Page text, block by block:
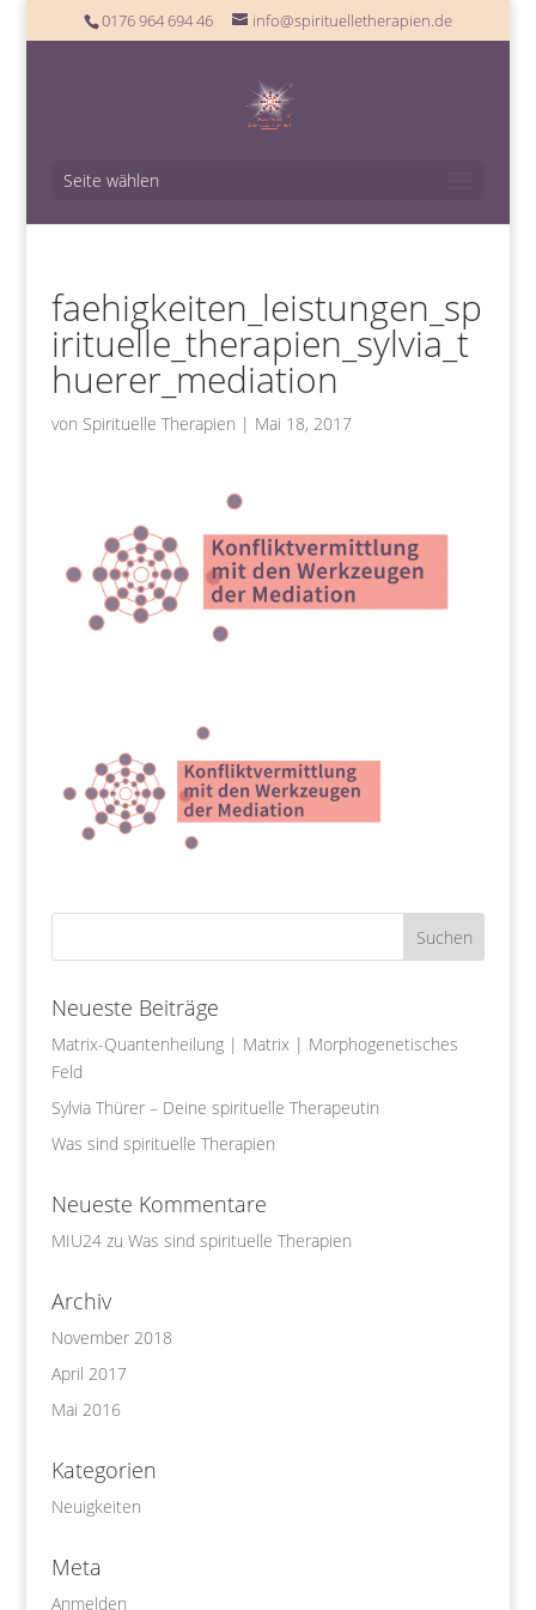
0176 964 694 46 info@spirituelletherapien.de
Seite wählen
faehigkeiten_leistungen_sp
irituelle_therapien_sylvia_t
huerer_mediation
von Spirituelle Therapien | Mai 18, 2017
Neueste Beiträge
Matrix-Quantenheilung | Matrix | Morphogenetisches
Feld
Sylvia Thürer – Deine spirituelle Therapeutin
Was sind spirituelle Therapien
Neueste Kommentare
MIU24zu Was sind spirituelle Therapien
Archiv
November 2018
April 2017
Mai 2016
Kategorien
Neuigkeiten
Meta
Anmelden